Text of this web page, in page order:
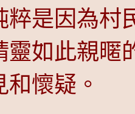
粹是因為村
靈如此親暱
懷疑。